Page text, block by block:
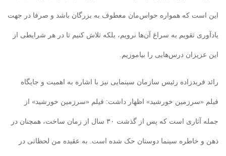
این است که همواره حواس‌مان معطوف به بزرگان باشد و صرفا در جهت
یادآوری تقویم به سراغ آن‌ها نرویم، بلکه تلاش کنیم تا در هر شرایطی از
این عزیزان درس‌هایی را بیاموزیم.
رائد فریدزاده رئیس سازمان سینمایی نیز با اشاره به اهمیت و جایگاه
فیلم «سرزمین خورشید» اظهار داشت: فیلم «سرزمین خورشید» از
جمله آثاری است که پس از گذشت ۳۰ سال از زمان ساخت، همچنان در
ذهن و خاطره سینما دوستان حک شده است. به عقیده من لحظاتی در